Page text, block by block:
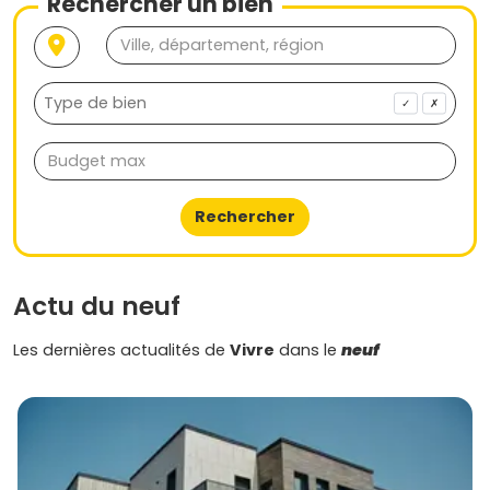
✓ ✗
Rechercher
Actu du neuf
Les dernières actualités de Vivre dans le neuf